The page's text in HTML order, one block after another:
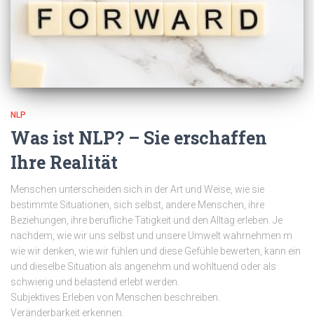
NLP
Was ist NLP? – Sie erschaffen
Ihre Realität
Menschen unterscheiden sich in der Art und Weise, wie sie
bestimmte Situationen, sich selbst, andere Menschen, ihre
Beziehungen, ihre berufliche Tätigkeit und den Alltag erleben. Je
nachdem, wie wir uns selbst und unsere Umwelt wahrnehmen m
wie wir denken, wie wir fühlen und diese Gefühle bewerten, kann ein
und dieselbe Situation als angenehm und wohltuend oder als
schwierig und belastend erlebt werden.
Subjektives Erleben von Menschen beschreiben.
Veränderbarkeit erkennen.